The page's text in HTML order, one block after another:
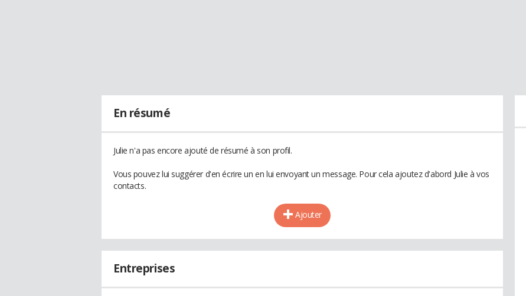
En résumé
Julie n'a pas encore ajouté de résumé à son profil.
Vous pouvez lui suggérer d'en écrire un en lui envoyant un message. Pour cela ajoutez d'abord Julie à vos
contacts.
Ajouter
Entreprises